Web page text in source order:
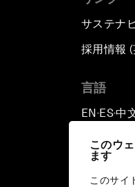
このウ
ます
このサイ
サステナ
採用情報
言語
EN ▪ ES▪中